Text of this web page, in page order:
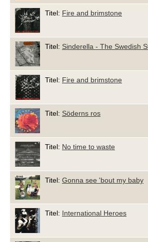
Titel: Fire and brimstone
Titel: Sinderella - The Swedish
Titel: Fire and brimstone
Titel: Söderns ros
Titel: No time to waste
Titel: Gonna see 'bout my baby
Titel: International Heroes